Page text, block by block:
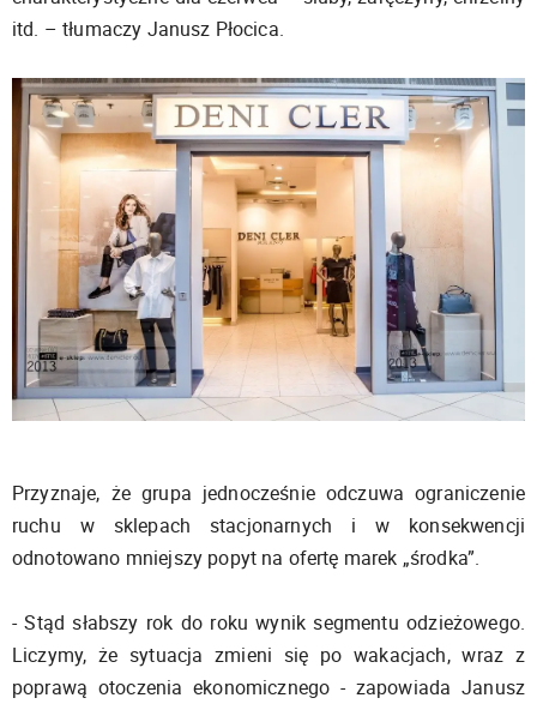
itd. – tłumaczy Janusz Płocica.
Przyznaje, że grupa jednocześnie odczuwa ograniczenie
ruchu w sklepach stacjonarnych i w konsekwencji
odnotowano mniejszy popyt na ofertę marek „środka”.
- Stąd słabszy rok do roku wynik segmentu odzieżowego.
Liczymy, że sytuacja zmieni się po wakacjach, wraz z
poprawą otoczenia ekonomicznego - zapowiada Janusz